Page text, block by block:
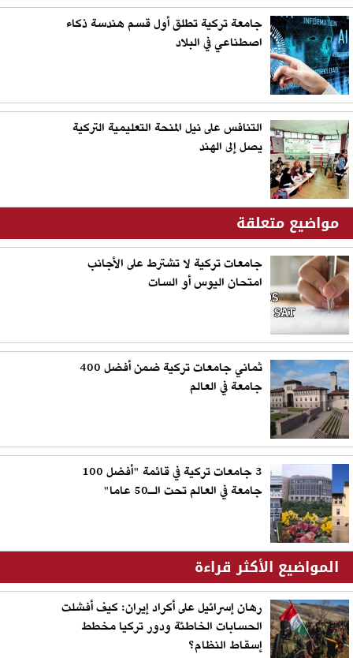
جامعة تركية تطلق أول قسم هندسة ذكاء
اصطناعي في البلاد
التنافس على نيل المنحة التعليمية التركية
يصل إلى الهند
مواضيع متعلقة
جامعات تركية لا تشترط على الأجانب
امتحان اليوس أو السات
ثماني جامعات تركية ضمن أفضل 400
جامعة في العالم
3 جامعات تركية في قائمة "أفضل 100
جامعة في العالم تحت الـ50 عاما"
المواضيع الأكثر قراءة
رهان إسرائيل على أكراد إيران: كيف أفشلت
الحسابات الخاطئة ودور تركيا مخطط
إسقاط النظام؟